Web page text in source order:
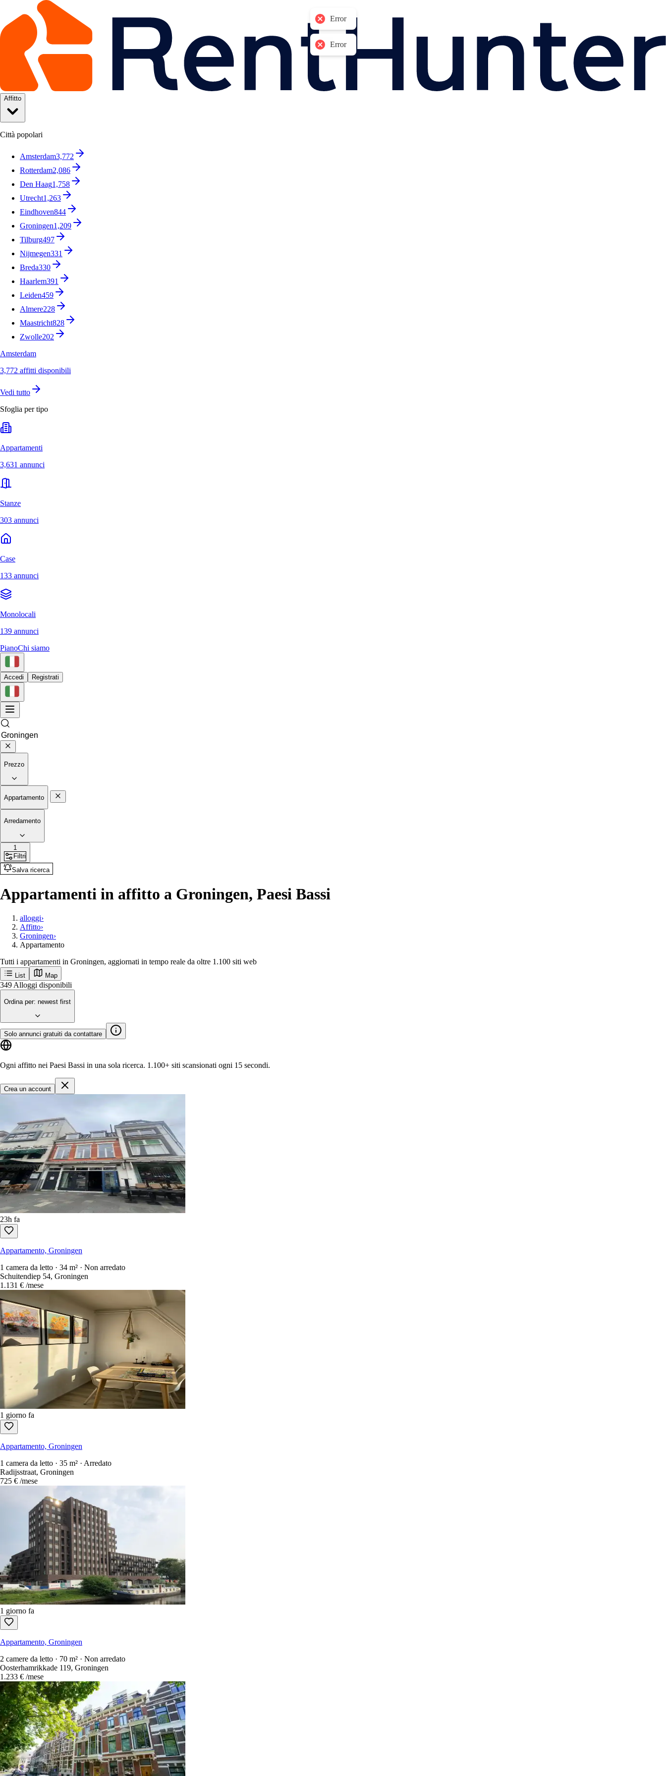
Affitto
Città popolari
Amsterdam3,772
Rotterdam2,086
Den Haag1,758
Utrecht1,263
Eindhoven844
Groningen1,209
Tilburg497
Nijmegen331
Breda330
Haarlem391
Leiden459
Almere228
Maastricht828
Zwolle202
Amsterdam
3,772 affitti disponibili
Vedi tutto
Sfoglia per tipo
Appartamenti
3,631 annunci
Stanze
303 annunci
Case
133 annunci
Monolocali
139 annunci
PianoChi siamo
Accedi Registrati
Prezzo
Appartamento
Arredamento
1
Filtri
Salva ricerca
Appartamenti in affitto a Groningen, Paesi Bassi
alloggi›
Affitto›
Groningen›
Appartamento
Tutti i appartamenti in Groningen, aggiornati in tempo reale da oltre 1.100 siti web
List Map
Ricevi per primo le nuove inserzioni a Groningen
Amsterdam Rotterdam Utrecht Den-haag Maastricht
Ordina per:newest first
Solo annunci gratuiti da contattare
Ogni affitto nei Paesi Bassi in una sola ricerca.1.100+ sitiscansionati ogni 15 secondi.
Crea un account
23h fa
Appartamento, Groningen
1 camera da letto · 34 m² · Non arredato
Schuitendiep 54, Groningen
1.131 € /mese
1 giorno fa
Appartamento, Groningen
1 camera da letto · 35 m² · Arredato
Radijsstraat, Groningen
725 € /mese
1 giorno fa
Appartamento, Groningen
Error